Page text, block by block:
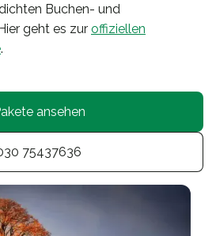
Buchen- und
geht es zur offiziellen
.
ansehen
75437636